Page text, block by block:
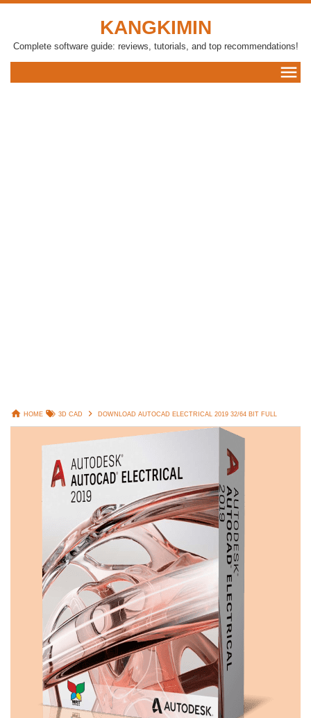
KANGKIMIN
Complete software guide: reviews, tutorials, and top recommendations!
HOME 3D CAD DOWNLOAD AUTOCAD ELECTRICAL 2019 32/64 BIT FULL